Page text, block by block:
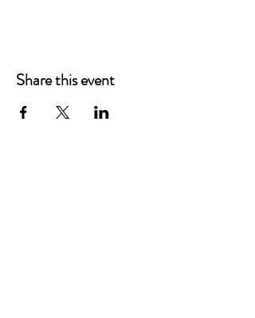
Share this event